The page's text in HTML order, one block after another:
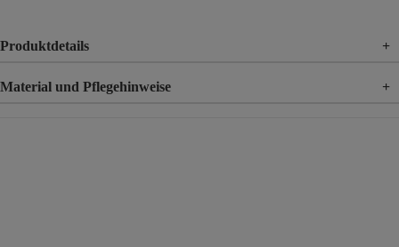
Produktdetails +
Material und Pflegehinweise +